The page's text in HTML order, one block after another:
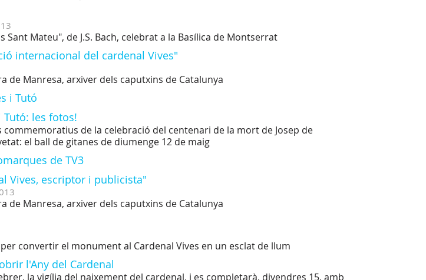
Sant Mateu", de J.S. Bach, celebrat a la Basílica de Montserrat
internacional del cardenal Vives"
de Manresa, arxiver dels caputxins de Catalunya
i Tutó
Tutó: les fotos!
commemoratius de la celebració del centenari de la mort de Josep de
el ball de gitanes de diumenge 12 de maig
de TV3
Vives, escriptor i publicista"
de Manresa, arxiver dels caputxins de Catalunya
convertir el monument al Cardenal Vives en un esclat de llum
l'Any del Cardenal
la vigília del naixement del cardenal, i es completarà, divendres 15, amb